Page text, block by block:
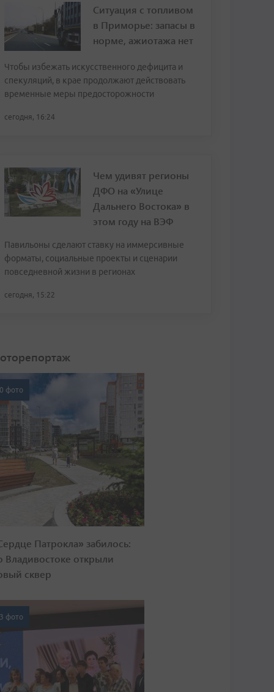
Ситуация с топливом
в Приморье: запасы в
норме, ажиотажа нет
Чтобы избежать искусственного дефицита и
спекуляций, в крае продолжают действовать
временные меры предосторожности
сегодня, 16:24
Чем удивят регионы
ДФО на «Улице
Дальнего Востока» в
этом году на ВЭФ
Павильоны сделают ставку на иммерсивные
форматы, социальные проекты и сценарии
повседневной жизни в регионах
сегодня, 15:22
фото
Патрокла» забилось:
Владивостоке открыли
сквер
фото